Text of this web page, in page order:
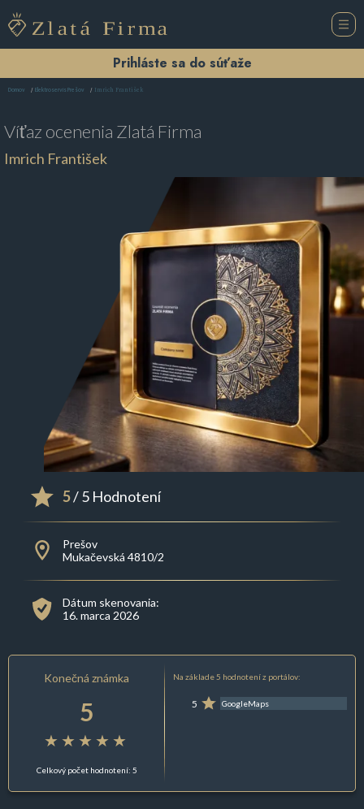
Prihláste sa do súťaže
Domov Elektroservis Prešov Imrich František
Víťaz ocenenia Zlatá Firma
Imrich František
5/ 5 Hodnotení
Prešov
Mukačevská 4810/2
Dátum skenovania:
16. marca 2026
Konečná známka
5
Celkový počet hodnotení: 5
Na základe 5 hodnotení z portálov:
5 GoogleMaps